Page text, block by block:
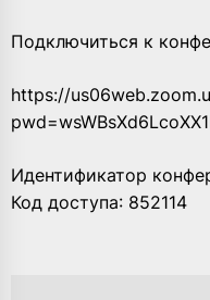
Подключиться к
https://
Идентификатор
Код доступа: 852114